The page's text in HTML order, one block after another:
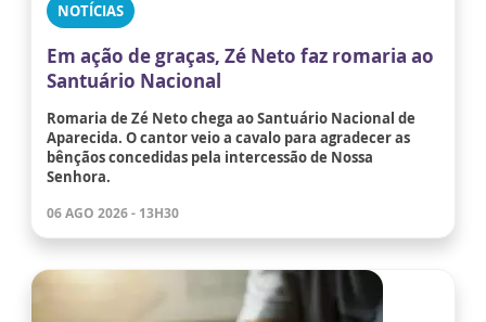
NOTÍCIAS
Em ação de graças, Zé Neto faz romaria ao
Santuário Nacional
Romaria de Zé Neto chega ao Santuário Nacional de
Aparecida. O cantor veio a cavalo para agradecer as
bênçãos concedidas pela intercessão de Nossa
Senhora.
06 AGO 2026 - 13H30